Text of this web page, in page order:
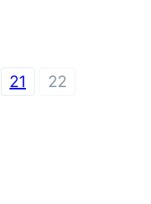
21 22